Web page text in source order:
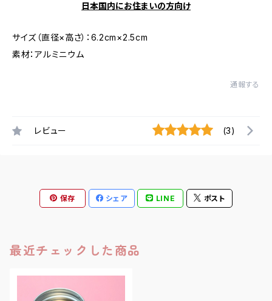
日本国内にお住まいの方向け
サイズ（直径×高さ）：6.2cm×2.5cm
素材：アルミニウム
通報する
レビュー (3)
保存 シェア LINE ポスト
最近チェックした商品